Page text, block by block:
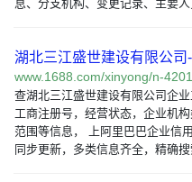
息、分支机构、变更记录、主要
湖北三江盛世建设有限公
www.1688.com/xinyong/n-
查湖北三江盛世建设有限公司企
工商注册号，经营状态，企业机
范围等信息， 上阿里巴巴企业信
同步更新，多类信息齐全，精确搜